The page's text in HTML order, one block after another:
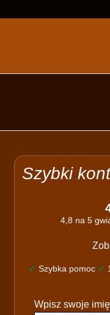
Szybki
4,8 na 5
✔ Szybka pomoc ✔
l
Wpisz swoje